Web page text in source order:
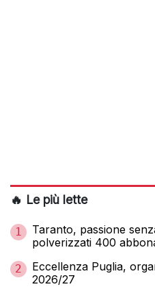
🔥 Le più lette
1
Taranto, passione
polverizzati 400
2
Eccellenza Puglia,
2026/27